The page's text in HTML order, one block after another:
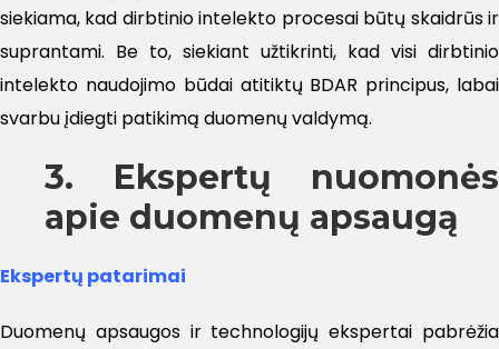
siekiama, kad dirbtinio intelekto procesai būtų skaidrūs ir
suprantami. Be to, siekiant užtikrinti, kad visi dirbtinio
intelekto naudojimo būdai atitiktų BDAR principus, labai
svarbu įdiegti patikimą duomenų valdymą.
3. Ekspertų nuomonės
apie duomenų apsaugą
Ekspertų patarimai
Duomenų apsaugos ir technologijų ekspertai pabrėžia